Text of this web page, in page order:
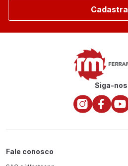
Siga-nos
Fale conosco